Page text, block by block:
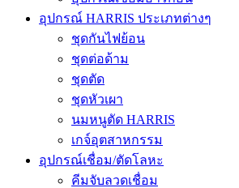
อุปกรณ์ HARRIS ประเภทต่างๆ
ชุดกันไฟย้อน
ชุดต่อด้าม
ชุดตัด
ชุดหัวเผา
นมหนูตัด HARRIS
เกจ์อุตสาหกรรม
อุปกรณ์เชื่อม/ตัดโลหะ
คีมจับลวดเชื่อม